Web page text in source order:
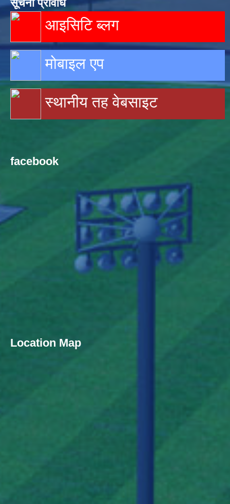
सूचना प्रविधि
आइसिटि ब्लग
मोबाइल एप
स्थानीय तह वेबसाइट
facebook
Location Map